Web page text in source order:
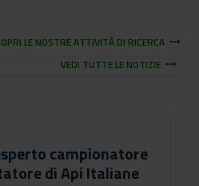
LE NOSTRE ATTIVITÀ DI RICERCA arrow_right_alt
VEDI TUTTE LE NOTIZIE arrow_right_alt
campionatore
di Api Italiane